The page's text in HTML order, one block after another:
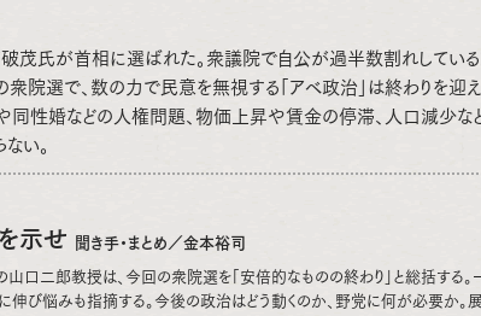
茂氏が首相に選ばれた。衆議院で自公が過半数割れしてい
衆院選で、数の力で民意を無視する「アベ政治」は終わりを迎え
同性婚などの人権問題、物価上昇や賃金の停滞、人口減少な
い。
示せ 聞き手・まとめ／金本裕司
口二郎教授は、今回の衆院選を「安倍的なものの終わり」と総括する。
び悩みも指摘する。今後の政治はどう動くのか、野党に何が必要か。展